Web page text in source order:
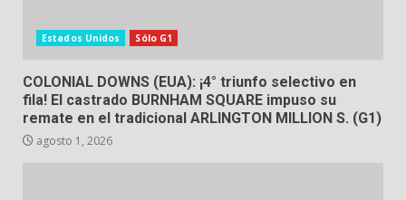
Estados Unidos Sólo G1
COLONIAL DOWNS (EUA): ¡4° triunfo selectivo en
fila! El castrado BURNHAM SQUARE impuso su
remate en el tradicional ARLINGTON MILLION S. (G1)
agosto 1, 2026